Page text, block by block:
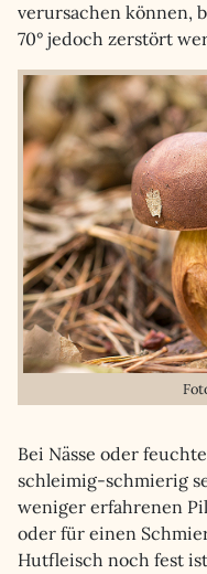
verursachen können,
70° jedoch zerstört
Bei Nässe oder
schleimig-schmierig
weniger erfahrenen
oder für einen
Hutfleisch noch fest